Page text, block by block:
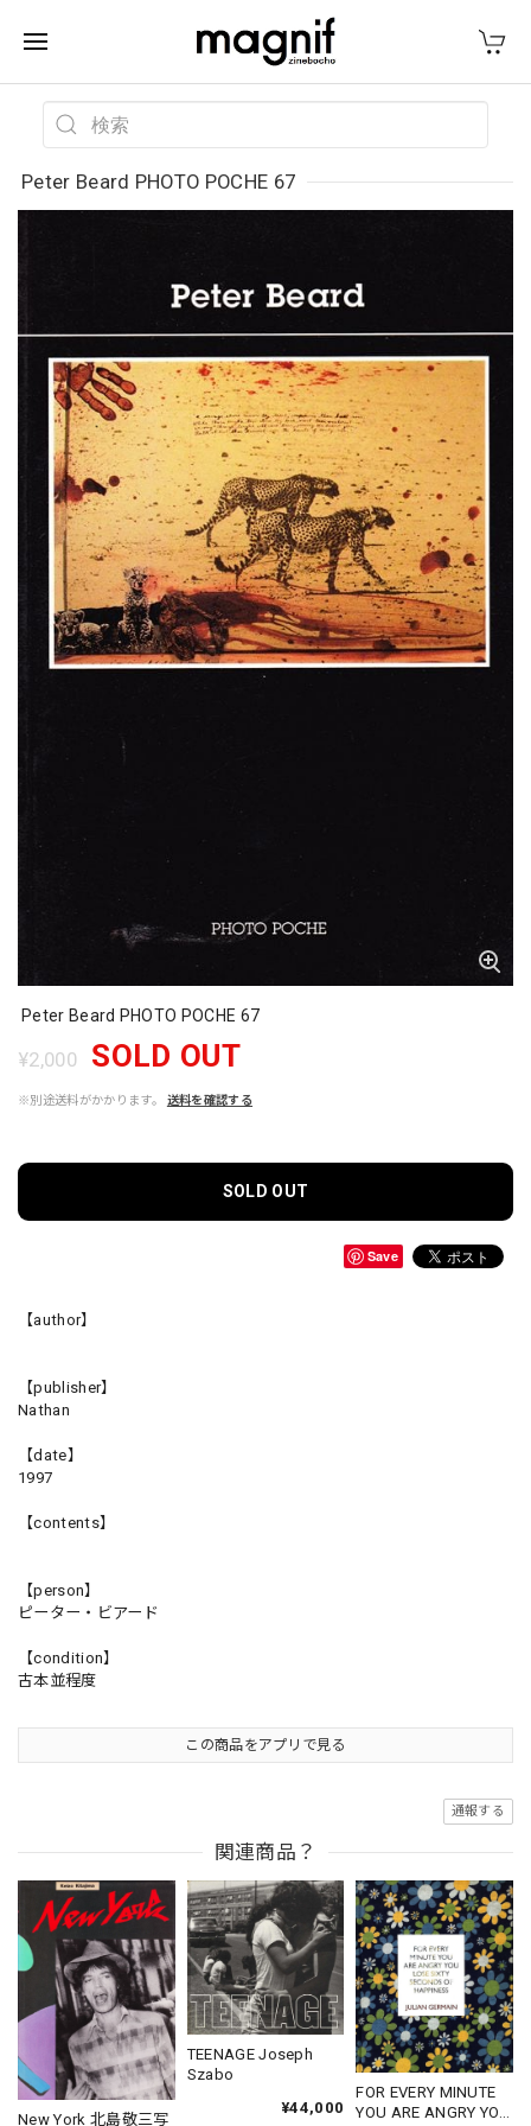
Peter Beard PHOTO POCHE 67
Peter Beard PHOTO POCHE 67
¥2,000 SOLD OUT
※別途送料がかかります。 送料を確認する
SOLD OUT
Save
【author】
【publisher】
Nathan
【date】
1997
【contents】
【person】
ピーター・ビアード
【condition】
古本並程度
この商品をアプリで見る
通報する
関連商品？
New York 北島敬三写
TEENAGE Joseph
Szabo
¥44,000
FOR EVERY MINUTE
YOU ARE ANGRY YOU